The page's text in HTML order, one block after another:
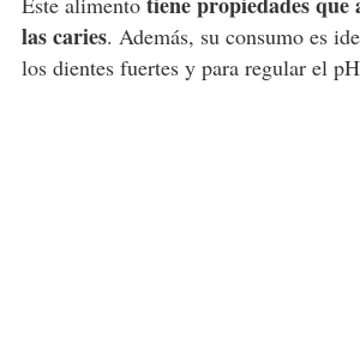
las caries. Además, su consumo es
los dientes fuertes y para regular el